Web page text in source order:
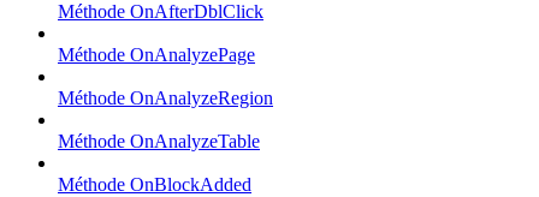
Méthode OnAfterDblClick
Méthode OnAnalyzePage
Méthode OnAnalyzeRegion
Méthode OnAnalyzeTable
Méthode OnBlockAdded